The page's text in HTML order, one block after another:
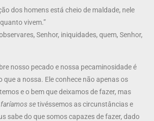
dos homens está cheio de maldade, nele
vivem.”
Senhor, iniquidades, quem, Senhor,
nosso pecado e nossa pecaminosidade é
que a nossa. Ele conhece não apenas os
e o bem que deixamos de fazer, mas
faríamos setivéssemos as circunstâncias e
sabe do que somos capazes de fazer, dado